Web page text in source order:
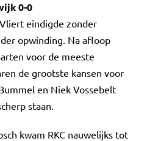
0-0
eindigde zonder
opwinding. Na afloop
voor de meeste
de grootste kansen voor
en Niek Vossebelt
staan.
kwam RKC nauwelijks tot